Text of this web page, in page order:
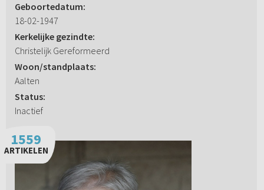
Geboortedatum:
18-02-1947
Kerkelijke gezindte:
Christelijk Gereformeerd
Woon/standplaats:
Aalten
Status:
Inactief
1559
ARTIKELEN